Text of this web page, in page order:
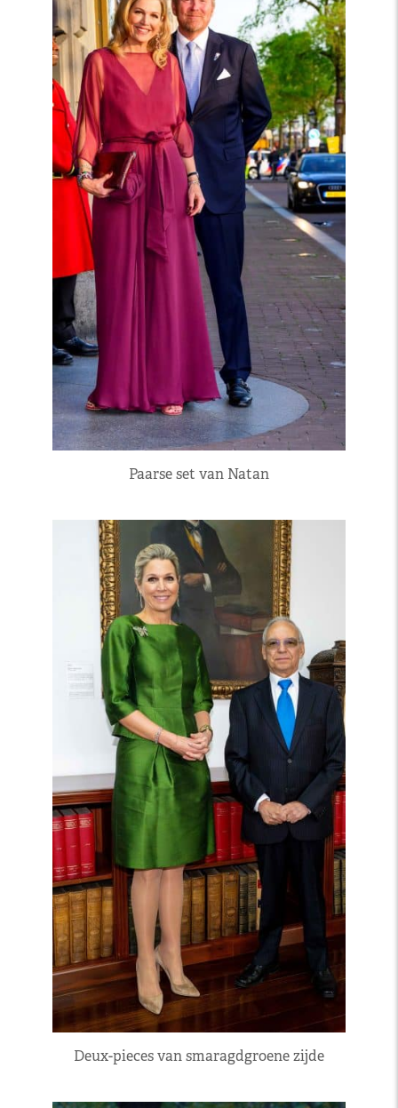
Paarse set van Natan
Deux-pieces van smaragdgroene zijde